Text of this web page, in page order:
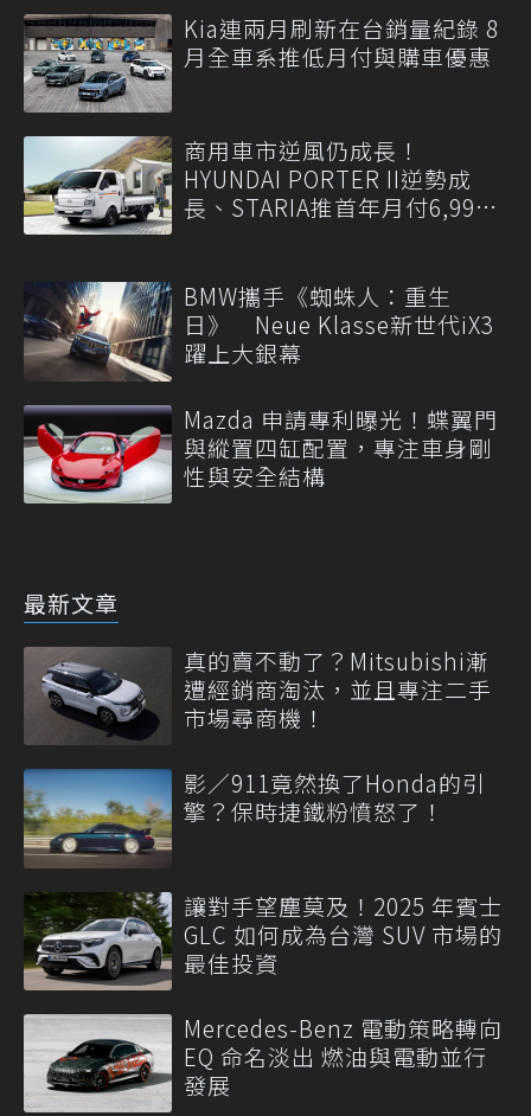
Kia連兩月刷新在台銷量紀錄 8
月全車系推低月付與購車優惠
商用車市逆風仍成長！
HYUNDAI PORTER II逆勢成
長、STARIA推首年月付6,999
BMW攜手《蜘蛛人：重生
日》 Neue Klasse新世代iX3
躍上大銀幕
Mazda 申請專利曝光！蝶翼門
與縱置四缸配置，專注車身剛
性與安全結構
最新文章
真的賣不動了？Mitsubishi漸
遭經銷商淘汰，並且專注二手
市場尋商機！
影／911竟然換了Honda的引
擎？保時捷鐵粉憤怒了！
讓對手望塵莫及！2025 年賓士
GLC 如何成為台灣 SUV 市場的
最佳投資
Mercedes-Benz 電動策略轉向
EQ 命名淡出 燃油與電動並行
發展